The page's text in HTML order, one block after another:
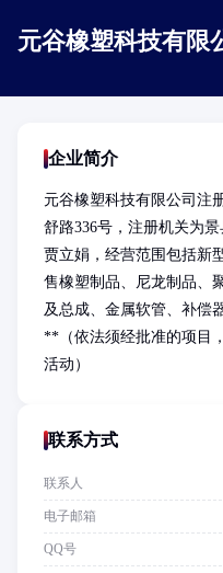
元谷橡塑科技有限
企业简介
元谷橡塑科技有限公司注
舒路336号，注册机关为
贾立娟，经营范围包括新
售橡塑制品、尼龙制品、
及总成、金属软管、补偿
**（依法须经批准的项目
活动）
联系方式
联系人
电子邮箱
QQ号